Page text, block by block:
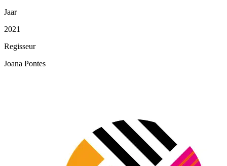
Jaar
2021
Regisseur
Joana Pontes